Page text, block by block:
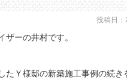
投稿日
ザーの井村です。
たＹ様邸の新築施工事例の続き